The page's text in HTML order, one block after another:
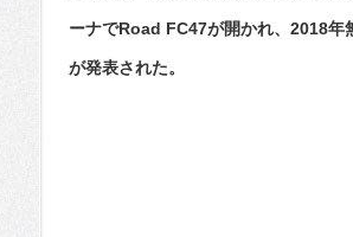
ーナでRoad FC47が開かれ、2018年
が発表された。